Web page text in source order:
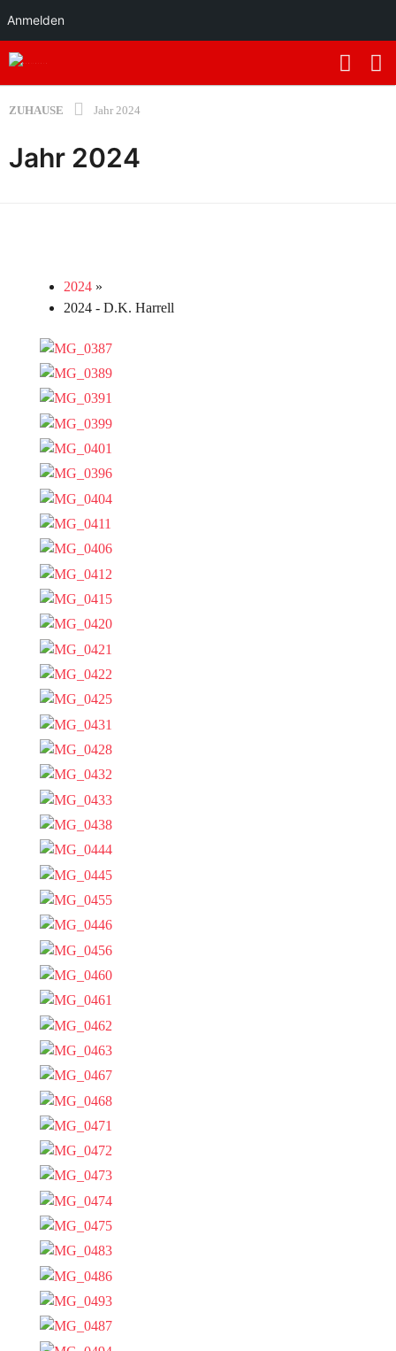
Anmelden
ZUHAUSE Jahr 2024
Jahr 2024
2024 »
2024 - D.K. Harrell